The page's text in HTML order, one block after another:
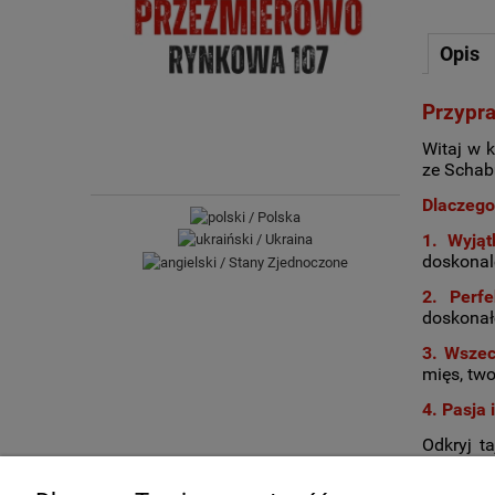
Opis
Witaj w
ze
1.
2.
3.
mięs,
4. Pasja
Odkryj